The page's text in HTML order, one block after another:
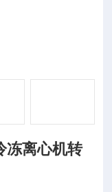
冻离心机转